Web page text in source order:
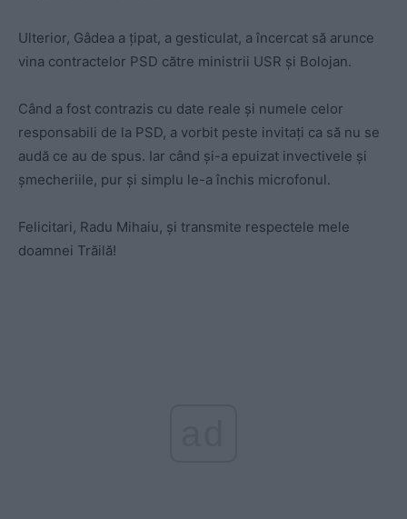
Ulterior, Gâdea a țipat, a gesticulat, a încercat să arunce
vina contractelor PSD către ministrii USR și Bolojan.
Când a fost contrazis cu date reale și numele celor
responsabili de la PSD, a vorbit peste invitați ca să nu se
audă ce au de spus. Iar când și-a epuizat invectivele și
șmecheriile, pur și simplu le-a închis microfonul.
Felicitari, Radu Mihaiu, și transmite respectele mele
doamnei Trăilă!